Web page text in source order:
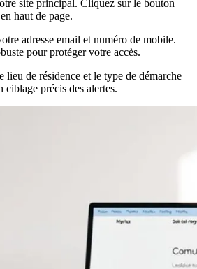
site principal. Cliquez sur le bouton
haut de page.
adresse email et numéro de mobile.
pour protéger votre accès.
lieu de résidence et le type de démarche
ciblage précis des alertes.